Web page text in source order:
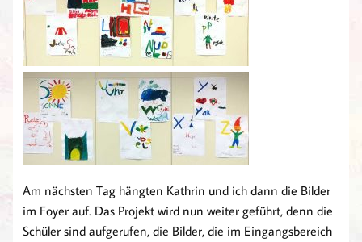
Am nächsten Tag hängten Kathrin und ich dann die Bilder
im Foyer auf. Das Projekt wird nun weiter geführt, denn die
Schüler sind aufgerufen, die Bilder, die im Eingangsbereich